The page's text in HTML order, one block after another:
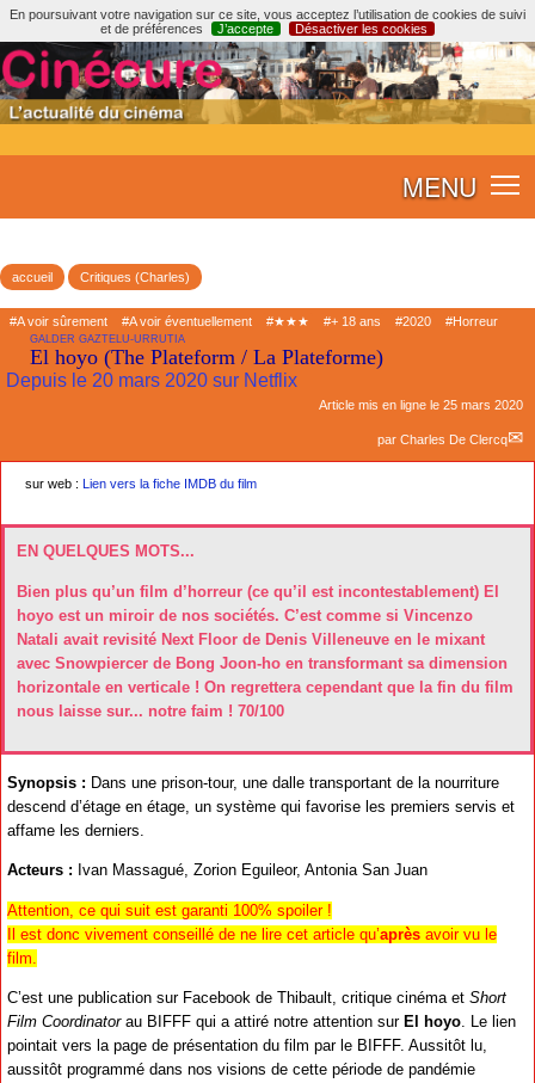
En poursuivant votre navigation sur ce site, vous acceptez l’utilisation de cookies de suivi
et de préférences
J’accepte Désactiver les cookies
MENU
accueil Critiques (Charles)
#A voir sûrement #A voir éventuellement #★★★ #+ 18 ans #2020 #Horreur
GALDER GAZTELU-URRUTIA
El hoyo (The Plateform / La Plateforme)
Depuis le 20 mars 2020 sur Netflix
Article mis en ligne le 25 mars 2020
par Charles De Clercq
EN QUELQUES MOTS...
Bien plus qu’un film d’horreur (ce qu’il est incontestablement) El
hoyo est un miroir de nos sociétés. C’est comme si Vincenzo
Natali avait revisité Next Floor de Denis Villeneuve en le mixant
avec Snowpiercer de Bong Joon-ho en transformant sa dimension
horizontale en verticale ! On regrettera cependant que la fin du film
nous laisse sur... notre faim ! 70/100
sur web : Lien vers la fiche IMDB du film
Synopsis : Dans une prison-tour, une dalle transportant de la nourriture
descend d’étage en étage, un système qui favorise les premiers servis et
affame les derniers.
Acteurs : Ivan Massagué, Zorion Eguileor, Antonia San Juan
Attention, ce qui suit est garanti 100% spoiler !
Il est donc vivement conseillé de ne lire cet article qu’après avoir vu le
film.
C’est une publication sur Facebook de Thibault, critique cinéma et Short
Film Coordinatorau BIFFF qui a attiré notre attention sur El hoyo. Le lien
pointait vers la page de présentation du film par le BIFFF. Aussitôt lu,
aussitôt programmé dans nos visions de cette période de pandémie